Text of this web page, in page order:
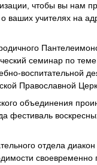
чтобы вы нам
учителях на
семинар по
воспитательной
Православной
объединения
фестиваль
отдела
своевременно